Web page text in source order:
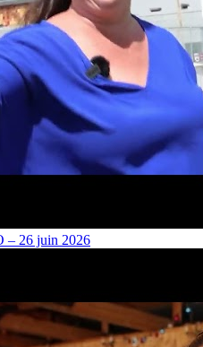
– 26 juin 2026